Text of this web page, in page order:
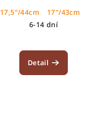
17,5"/44cm
17"/43cm
6-14 dní
Detail